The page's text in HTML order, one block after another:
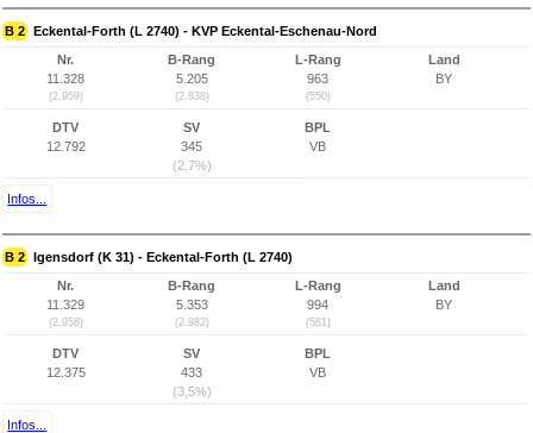
B 2 Eckental-Forth (L 2740) - KVP Eckental-Eschenau-Nord
Nr.
11.328
(2.959)
B-Rang
5.205
(2.838)
L-Rang
963
(550)
Land
BY
DTV
12.792
SV
345
(2,7%)
BPL
VB
Infos...
B 2 Igensdorf (K 31) - Eckental-Forth (L 2740)
Nr.
11.329
(2.958)
B-Rang
5.353
(2.982)
L-Rang
994
(581)
Land
BY
DTV
12.375
SV
433
(3,5%)
BPL
VB
Infos...